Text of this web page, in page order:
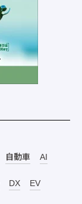
自動車 AI
DX EV